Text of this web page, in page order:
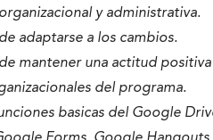
y administrativa.
adaptarse a los cambios.
mantener una actitud
del programa.
basicas del Google